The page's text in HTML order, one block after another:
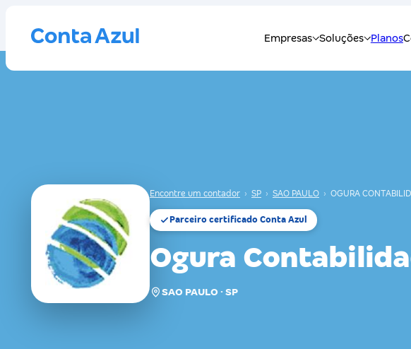
Encontre um contador › SP › SAO PAULO › OGURA
Parceiro certificado Conta Azul
Ogura
SAO PAULO · SP